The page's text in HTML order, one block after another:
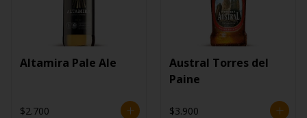
Altamira Pale Ale
$2.700
Austral Torres del
Paine
$3.900